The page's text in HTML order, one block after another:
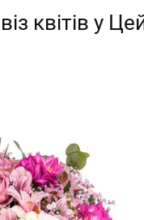
квітів у